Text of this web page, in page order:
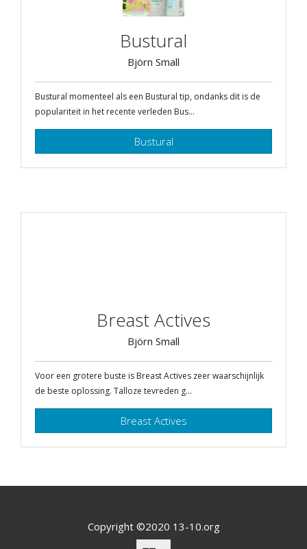
Bustural
Björn Small
Bustural momenteel als een Bustural tip, ondanks dit is de
populariteit in het recente verleden Bus...
Bustural
Breast Actives
Björn Small
Voor een grotere buste is Breast Actives zeer waarschijnlijk
de beste oplossing. Talloze tevreden g...
Breast Actives
Copyright ©2020 13-10.org